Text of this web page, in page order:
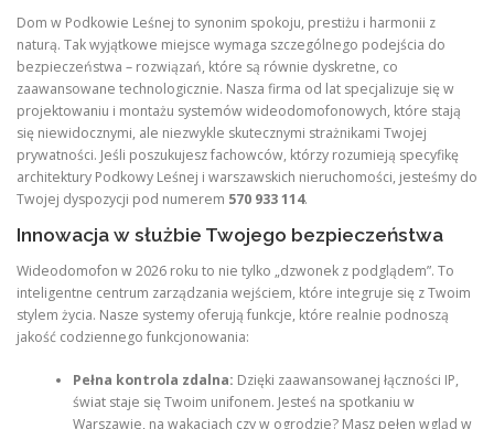
Dom w Podkowie Leśnej to synonim spokoju, prestiżu i harmonii z
naturą. Tak wyjątkowe miejsce wymaga szczególnego podejścia do
bezpieczeństwa – rozwiązań, które są równie dyskretne, co
zaawansowane technologicznie. Nasza firma od lat specjalizuje się w
projektowaniu i montażu systemów wideodomofonowych, które stają
się niewidocznymi, ale niezwykle skutecznymi strażnikami Twojej
prywatności. Jeśli poszukujesz fachowców, którzy rozumieją specyfikę
architektury Podkowy Leśnej i warszawskich nieruchomości, jesteśmy do
Twojej dyspozycji pod numerem 570 933 114.
Innowacja w służbie Twojego bezpieczeństwa
Wideodomofon w 2026 roku to nie tylko „dzwonek z podglądem”. To
inteligentne centrum zarządzania wejściem, które integruje się z Twoim
stylem życia. Nasze systemy oferują funkcje, które realnie podnoszą
jakość codziennego funkcjonowania:
Pełna kontrola zdalna: Dzięki zaawansowanej łączności IP,
świat staje się Twoim unifonem. Jesteś na spotkaniu w
Warszawie, na wakacjach czy w ogrodzie? Masz pełen wgląd w